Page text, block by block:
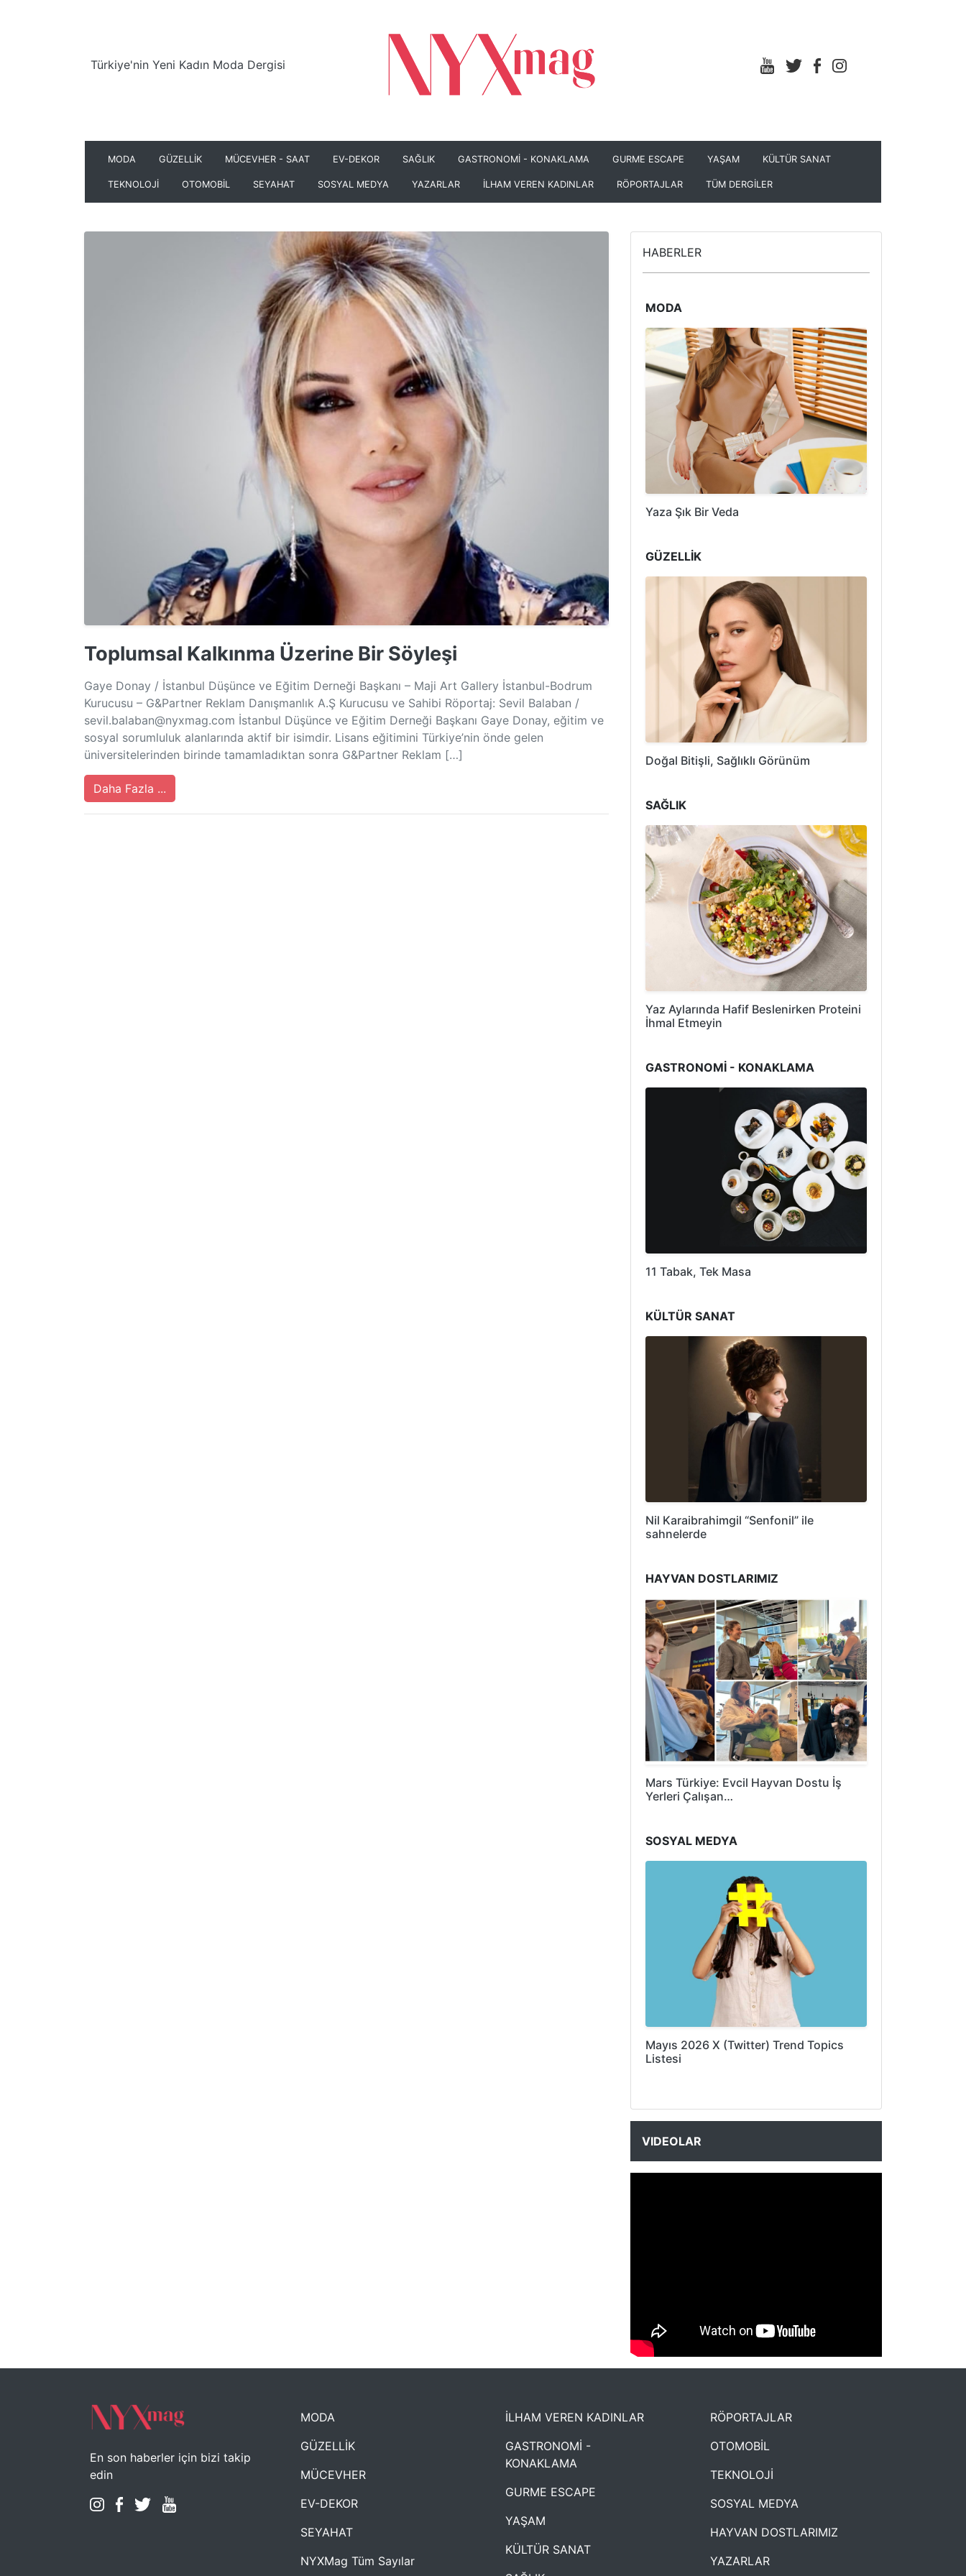
Türkiye'nin Yeni Kadın Moda Dergisi
MODA GÜZELLİK MÜCEVHER - SAAT EV-DEKOR SAĞLIK GASTRONOMİ - KONAKLAMA GURME ESCAPE YAŞAM KÜLTÜR SANAT
TEKNOLOJİ OTOMOBİL SEYAHAT SOSYAL MEDYA YAZARLAR İLHAM VEREN KADINLAR RÖPORTAJLAR TÜM DERGİLER
Toplumsal Kalkınma Üzerine Bir Söyleşi
Gaye Donay / İstanbul Düşünce ve Eğitim Derneği Başkanı – Maji Art Gallery İstanbul-Bodrum
Kurucusu – G&Partner Reklam Danışmanlık A.Ş Kurucusu ve Sahibi Röportaj: Sevil Balaban /
sevil.balaban@nyxmag.com İstanbul Düşünce ve Eğitim Derneği Başkanı Gaye Donay, eğitim ve
sosyal sorumluluk alanlarında aktif bir isimdir. Lisans eğitimini Türkiye’nin önde gelen
üniversitelerinden birinde tamamladıktan sonra G&Partner Reklam […]
Daha Fazla ...
HABERLER
MODA
Yaza Şık Bir Veda
GÜZELLİK
Doğal Bitişli, Sağlıklı Görünüm
SAĞLIK
Yaz Aylarında Hafif Beslenirken Proteini
İhmal Etmeyin
GASTRONOMİ - KONAKLAMA
11 Tabak, Tek Masa
KÜLTÜR SANAT
Nil Karaibrahimgil “Senfonil” ile
sahnelerde
HAYVAN DOSTLARIMIZ
Mars Türkiye: Evcil Hayvan Dostu İş
Yerleri Çalışan…
SOSYAL MEDYA
Mayıs 2026 X (Twitter) Trend Topics
Listesi
VIDEOLAR
NYXmag 2. Yaş Kutlama Etkinliği
En son haberler için bizi takip
edin
MODA
GÜZELLİK
MÜCEVHER
EV-DEKOR
SEYAHAT
NYXMag Tüm Sayılar
İLHAM VEREN KADINLAR
GASTRONOMİ -
KONAKLAMA
GURME ESCAPE
YAŞAM
KÜLTÜR SANAT
RÖPORTAJLAR
OTOMOBİL
TEKNOLOJİ
SOSYAL MEDYA
HAYVAN DOSTLARIMIZ
YAZARLAR